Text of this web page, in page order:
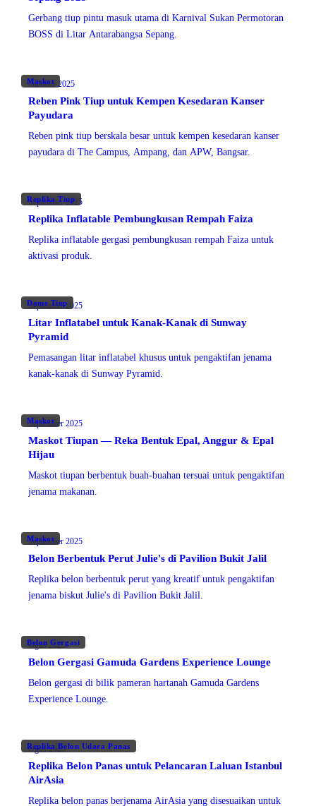
Gerbang tiup pintu masuk utama di Karnival Sukan Permotoran
BOSS di Litar Antarabangsa Sepang.
Maskot
Oktober 2025
Reben Pink Tiup untuk Kempen Kesedaran Kanser
Payudara
Reben pink tiup berskala besar untuk kempen kesedaran kanser
payudara di The Campus, Ampang, dan APW, Bangsar.
Replika Tiup
September 2025
Replika Inflatable Pembungkusan Rempah Faiza
Replika inflatable gergasi pembungkusan rempah Faiza untuk
aktivasi produk.
Dome Tiup
September 2025
Litar Inflatabel untuk Kanak-Kanak di Sunway
Pyramid
Pemasangan litar inflatabel khusus untuk pengaktifan jenama
kanak-kanak di Sunway Pyramid.
Maskot
September 2025
Maskot Tiupan — Reka Bentuk Epal, Anggur & Epal
Hijau
Maskot tiupan berbentuk buah-buahan tersuai untuk pengaktifan
jenama makanan.
Maskot
September 2025
Belon Berbentuk Perut Julie's di Pavilion Bukit Jalil
Replika belon berbentuk perut yang kreatif untuk pengaktifan
jenama biskut Julie's di Pavilion Bukit Jalil.
Belon Gergasi
Ogos 2025
Belon Gergasi Gamuda Gardens Experience Lounge
Belon gergasi di bilik pameran hartanah Gamuda Gardens
Experience Lounge.
Replika Belon Udara Panas
Ogos 2025
Replika Belon Panas untuk Pelancaran Laluan Istanbul
AirAsia
Replika belon panas berjenama AirAsia yang disesuaikan untuk